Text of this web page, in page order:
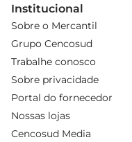
Institucional
Sobre o Mercantil
Grupo Cencosud
Trabalhe conosco
Sobre privacidade
Portal do fornecedor
Nossas lojas
Cencosud Media